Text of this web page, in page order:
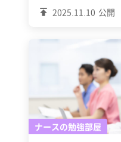
2025.11.10 公開
ナースの勉強部屋